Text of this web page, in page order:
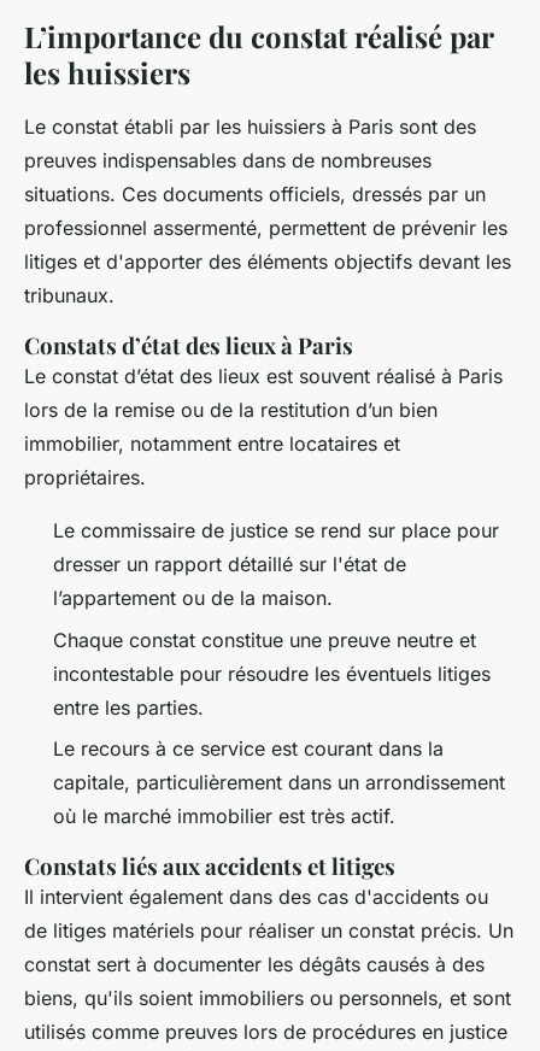
L’importance du constat réalisé par
les huissiers
Le constat établi par les huissiers à Paris sont des
preuves indispensables dans de nombreuses
situations. Ces documents officiels, dressés par un
professionnel assermenté, permettent de prévenir les
litiges et d'apporter des éléments objectifs devant les
tribunaux.
Constats d’état des lieux à Paris
Le constat d’état des lieux est souvent réalisé à Paris
lors de la remise ou de la restitution d’un bien
immobilier, notamment entre locataires et
propriétaires.
Le commissaire de justice se rend sur place pour
dresser un rapport détaillé sur l'état de
l’appartement ou de la maison.
Chaque constat constitue une preuve neutre et
incontestable pour résoudre les éventuels litiges
entre les parties.
Le recours à ce service est courant dans la
capitale, particulièrement dans un arrondissement
où le marché immobilier est très actif.
Constats liés aux accidents et litiges
Il intervient également dans des cas d'accidents ou
de litiges matériels pour réaliser un constat précis. Un
constat sert à documenter les dégâts causés à des
biens, qu'ils soient immobiliers ou personnels, et sont
utilisés comme preuves lors de procédures en justice